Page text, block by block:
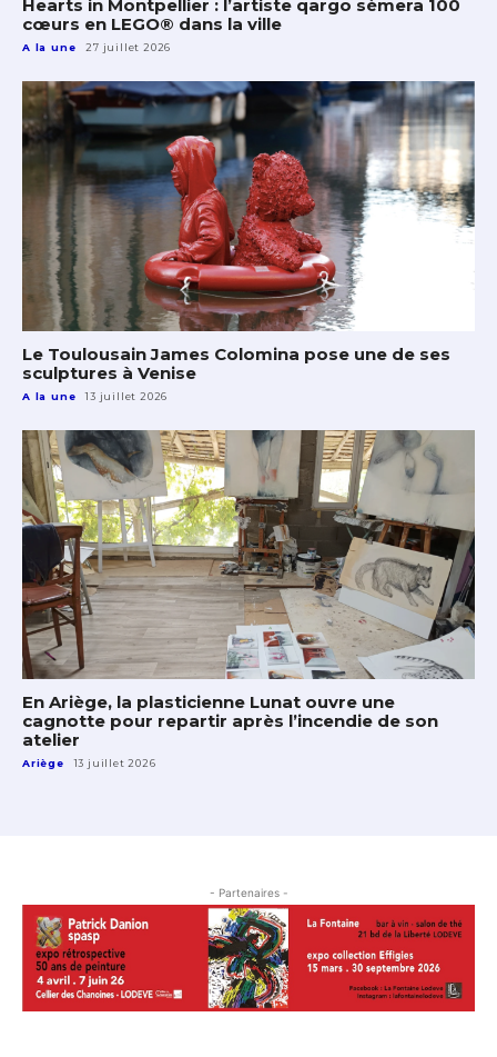
Hearts in Montpellier : l’artiste qargo sèmera 100
cœurs en LEGO® dans la ville
A la une 27 juillet 2026
Le Toulousain James Colomina pose une de ses
sculptures à Venise
A la une 13 juillet 2026
En Ariège, la plasticienne Lunat ouvre une
cagnotte pour repartir après l’incendie de son
atelier
Ariège 13 juillet 2026
- Partenaires -